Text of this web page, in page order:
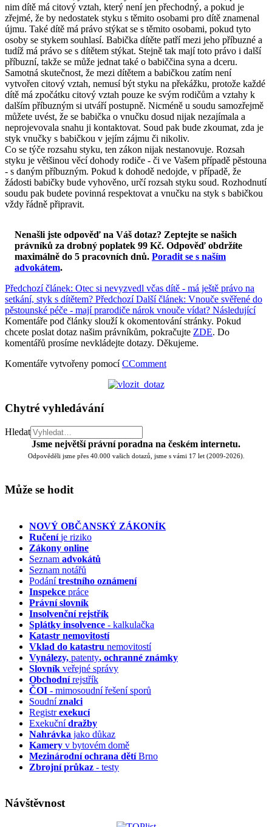
nim dítě má citový vztah, který není jen přechodný, a pokud je
zřejmé, že by nedostatek styku s těmito osobami pro dítě znamenal
újmu. Také dítě má právo stýkat se s těmito osobami, pokud tyto
osoby se stykem souhlasí. Babička dítěte patří mezi jeho příbuzné a
tudíž má právo se s dítětem stýkat. Stejně tak mají toto právo i další
příbuzní, takže se může jednat také o babiččina syna a dceru.
Samotná skutečnost, že mezi dítětem a babičkou zatím není
vytvořen citový vztah, nemusí být styku na překážku, protože každé
dítě má zpočátku citový vztah pouze ke svým rodičům a vztahy k
dalším příbuzným si utváří postupně. Nicméně u soudu samozřejmě
můžete uvést, že se babička o vnučku dosud nijak nezajímala a
neprojevovala snahu ji kontaktovat. Soud pak bude zkoumat, zda je
styk vnučky s babičkou v jejím zájmu či nikoliv.
Co se týče rozsahu styku, ten zákon nijak nestanovuje. Rozsah
styku je většinou věcí dohody rodiče - či ve Vašem případě pěstouna
- s daným příbuzným. Pokud k dohodě nedojde, v případě, že
žádosti babičky bude vyhověno, určí rozsah styku soud. Rozhodnutí
soudu pak budete povinná respektovat a vnučku na styk s babičkou
vždy řádně připravit.
Nenašli jste odpověď na Váš dotaz? Zeptejte se našich
právníků za drobný poplatek 99 Kč. Odpověď obdržíte
maximálně do 5 pracovních dnů. Poradit se s naším
advokátem.
Předchozí článek: Otec si nevyzvedl včas dítě - má ještě právo na
setkání, styk s dítětem? Předchozí Další článek: Vnouče svěřené do
pěstounské péče - mají prarodiče nárok vnouče vídat? Následující
Komentáře pod články slouží k okomentování stránky. Pokud
chcete poslat dotaz našim právníkům, pokračujte ZDE. Do
komentářů prosíme nevkládejte dotazy. Děkujeme.
Komentáře vytvořeny pomocíCComment
Chytré vyhledávání
Hledat
Jsme největší právní poradna na českém internetu.
Odpověděli jsme přes 40.000 vašich dotazů, jsme s vámi 17 let (2009-2026).
Může se hodit
NOVÝ OBČANSKÝ ZÁKONÍK
Ručeníje riziko
Zákony online
Seznam advokátů
Seznam notářů
Podánítrestního oznámení
Inspekce práce
Právní slovník
Insolvenčnírejstřík
Splátky insolvence - kalkulačka
Katastr nemovitostí
Vklad do katastru nemovitostí
Vynálezy, patenty, ochranné známky
Slovník veřejné správy
Obchodnírejstřík
ČOI - mimosoudní řešení sporů
Soudníznalci
Registrexekucí
Exekučnídražby
Nahrávka jako důkaz
Kamery v bytovém domě
Mezinárodní ochrana dětíBrno
Zbrojní průkaz - testy
Návštěvnost